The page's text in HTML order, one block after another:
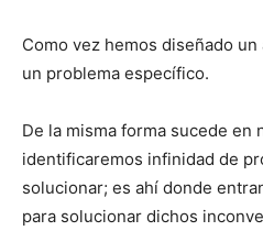
Como vez hemos diseñado
un problema específico.
De la misma forma sucede en
identificaremos infinidad de
solucionar; es ahí donde
para solucionar dichos